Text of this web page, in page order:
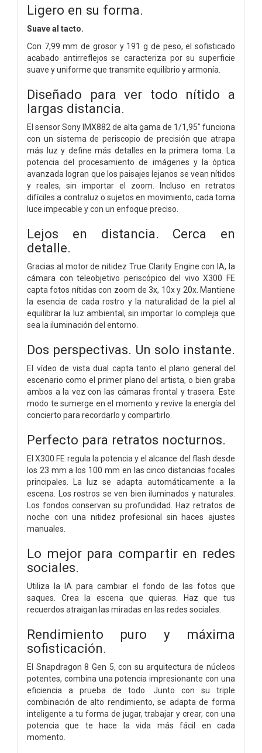
Ligero en su forma.
Suave al tacto.
Con 7,99 mm de grosor y 191 g de peso, el sofisticado
acabado antirreflejos se caracteriza por su superficie
suave y uniforme que transmite equilibrio y armonía.
Diseñado para ver todo nítido a
largas distancia.
El sensor Sony IMX882 de alta gama de 1/1,95" funciona
con un sistema de periscopio de precisión que atrapa
más luz y define más detalles en la primera toma. La
potencia del procesamiento de imágenes y la óptica
avanzada logran que los paisajes lejanos se vean nítidos
y reales, sin importar el zoom. Incluso en retratos
difíciles a contraluz o sujetos en movimiento, cada toma
luce impecable y con un enfoque preciso.
Lejos en distancia. Cerca en
detalle.
Gracias al motor de nitidez True Clarity Engine con IA, la
cámara con teleobjetivo periscópico del vivo X300 FE
capta fotos nítidas con zoom de 3x, 10x y 20x. Mantiene
la esencia de cada rostro y la naturalidad de la piel al
equilibrar la luz ambiental, sin importar lo compleja que
sea la iluminación del entorno.
Dos perspectivas. Un solo instante.
El vídeo de vista dual capta tanto el plano general del
escenario como el primer plano del artista, o bien graba
ambos a la vez con las cámaras frontal y trasera. Este
modo te sumerge en el momento y revive la energía del
concierto para recordarlo y compartirlo.
Perfecto para retratos nocturnos.
El X300 FE regula la potencia y el alcance del flash desde
los 23 mm a los 100 mm en las cinco distancias focales
principales. La luz se adapta automáticamente a la
escena. Los rostros se ven bien iluminados y naturales.
Los fondos conservan su profundidad. Haz retratos de
noche con una nitidez profesional sin haces ajustes
manuales.
Lo mejor para compartir en redes
sociales.
Utiliza la IA para cambiar el fondo de las fotos que
saques. Crea la escena que quieras. Haz que tus
recuerdos atraigan las miradas en las redes sociales.
Rendimiento puro y máxima
sofisticación.
El Snapdragon 8 Gen 5, con su arquitectura de núcleos
potentes, combina una potencia impresionante con una
eficiencia a prueba de todo. Junto con su triple
combinación de alto rendimiento, se adapta de forma
inteligente a tu forma de jugar, trabajar y crear, con una
potencia que te hace la vida más fácil en cada
momento.